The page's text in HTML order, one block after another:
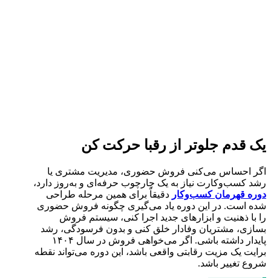
یک قدم جلوتر از رقبا حرکت کن
اگر احساس می‌کنی فروش حضوری، مدیریت مشتری یا
رشد کسب‌وکارت نیاز به یک چارچوب حرفه‌ای و به‌روز دارد،
دوره قهرمان کسب‌وکار دقیقاً برای همین مرحله طراحی
شده است. در این دوره یاد می‌گیری چگونه فروش حضوری
را با ذهنیت و ابزارهای جدید اجرا کنی، سیستم فروش
بسازی، مشتریان وفادار خلق کنی و بدون فرسودگی، رشد
پایدار داشته باشی. اگر می‌خواهی فروش در سال ۱۴۰۴
برایت یک مزیت رقابتی واقعی باشد، این دوره می‌تواند نقطه
شروع تغییر باشد.